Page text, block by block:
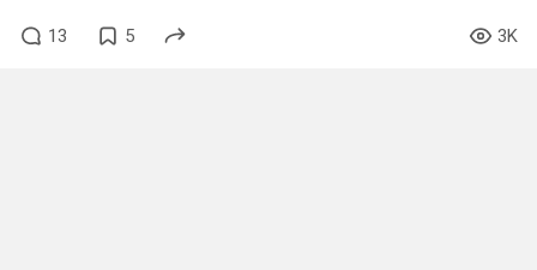
13 5 3K